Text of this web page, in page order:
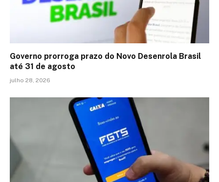
Governo prorroga prazo do Novo Desenrola Brasil
até 31 de agosto
julho 28, 2026